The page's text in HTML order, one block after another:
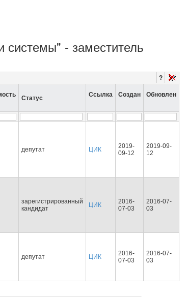
системы" - заместитель
?
Статус Ссылка Создан Обновлен
депутат ЦИК
2019-
09-12
2019-09-
12
зарегистрированный
кандидат
ЦИК
2016-
07-03
2016-07-
03
депутат ЦИК
2016-
07-03
2016-07-
03